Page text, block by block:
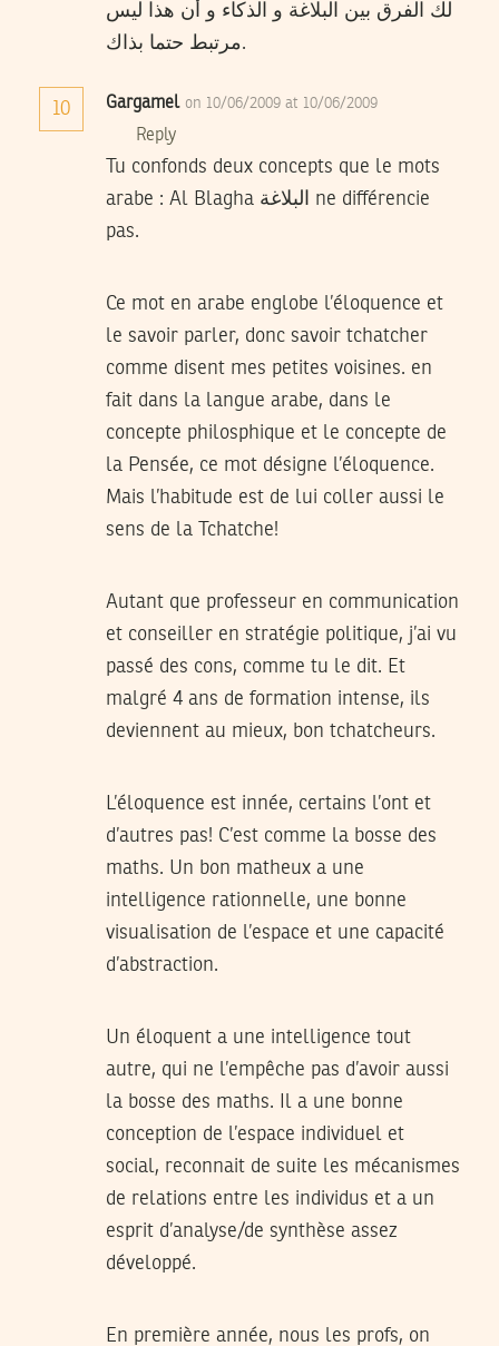
لك الفرق بين البلاغة و الذكاء و أن هذا ليس
مرتبط حتما بذاك.
10 Gargamel on 10/06/2009 at 10/06/2009
Reply
Tu confonds deux concepts que le mots
arabe : Al Blagha البلاغة ne différencie
pas.
Ce mot en arabe englobe l’éloquence et
le savoir parler, donc savoir tchatcher
comme disent mes petites voisines. en
fait dans la langue arabe, dans le
concepte philosphique et le concepte de
la Pensée, ce mot désigne l’éloquence.
Mais l’habitude est de lui coller aussi le
sens de la Tchatche!
Autant que professeur en communication
et conseiller en stratégie politique, j’ai vu
passé des cons, comme tu le dit. Et
malgré 4 ans de formation intense, ils
deviennent au mieux, bon tchatcheurs.
L’éloquence est innée, certains l’ont et
d’autres pas! C’est comme la bosse des
maths. Un bon matheux a une
intelligence rationnelle, une bonne
visualisation de l’espace et une capacité
d’abstraction.
Un éloquent a une intelligence tout
autre, qui ne l’empêche pas d’avoir aussi
la bosse des maths. Il a une bonne
conception de l’espace individuel et
social, reconnait de suite les mécanismes
de relations entre les individus et a un
esprit d’analyse/de synthèse assez
développé.
En première année, nous les profs, on